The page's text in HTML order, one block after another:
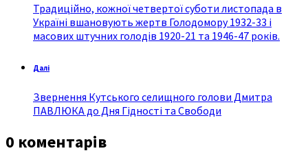
Традиційно, кожної четвертої суботи листопада в
Україні вшановують жертв Голодомору 1932-33 і
масових штучних голодів 1920-21 та 1946-47 років.
Далі
Звернення Кутського селищного голови Дмитра
ПАВЛЮКА до Дня Гідності та Свободи
0 коментарів